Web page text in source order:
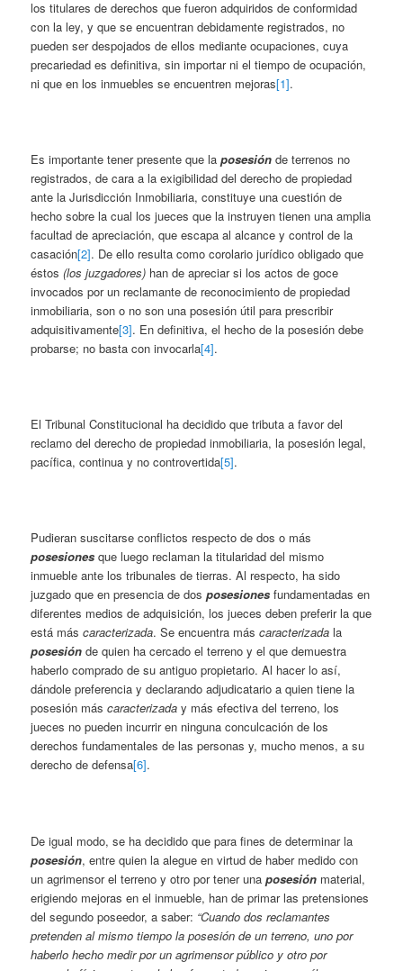
los titulares de derechos que fueron adquiridos de conformidad
con la ley, y que se encuentran debidamente registrados, no
pueden ser despojados de ellos mediante ocupaciones, cuya
precariedad es definitiva, sin importar ni el tiempo de ocupación,
ni que en los inmuebles se encuentren mejoras[1].
Es importante tener presente que laposesiónde terrenos no
registrados, de cara a la exigibilidad del derecho de propiedad
ante la Jurisdicción Inmobiliaria, constituye una cuestión de
hecho sobre la cual los jueces que la instruyen tienen una amplia
facultad de apreciación, que escapa al alcance y control de la
casación[2]. De ello resulta como corolario jurídico obligado que
éstos(los juzgadores) han de apreciar si los actos de goce
invocados por un reclamante de reconocimiento de propiedad
inmobiliaria, son o no son una posesión útil para prescribir
adquisitivamente[3]. En definitiva, el hecho de la posesión debe
probarse; no basta con invocarla[4].
El Tribunal Constitucional ha decidido que tributa a favor del
reclamo del derecho de propiedad inmobiliaria, la posesión legal,
pacífica, continua y no controvertida[5].
Pudieran suscitarse conflictos respecto de dos o más
posesiones que luego reclaman la titularidad del mismo
inmueble ante los tribunales de tierras. Al respecto, ha sido
juzgado que en presencia de dosposesiones fundamentadas en
diferentes medios de adquisición, los jueces deben preferir la que
está máscaracterizada. Se encuentra máscaracterizada la
posesiónde quien ha cercado el terreno y el que demuestra
haberlo comprado de su antiguo propietario. Al hacer lo así,
dándole preferencia y declarando adjudicatario a quien tiene la
posesión máscaracterizada y más efectiva del terreno, los
jueces no pueden incurrir en ninguna conculcación de los
derechos fundamentales de las personas y, mucho menos, a su
derecho de defensa[6].
De igual modo, se ha decidido que para fines de determinar la
posesión, entre quien la alegue en virtud de haber medido con
un agrimensor el terreno y otro por tener unaposesión material,
erigiendo mejoras en el inmueble, han de primar las pretensiones
del segundo poseedor, a saber: “Cuando dos reclamantes
pretenden al mismo tiempo la posesión de un terreno, uno por
haberlo hecho medir por un agrimensor público y otro por